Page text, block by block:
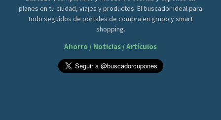
planes en tu ciudad, viajes y productos. El buscador ideal para
todo seguidos de portales de compra en grupo y smart
shopping.
Ahorro / Noticias / Artículos